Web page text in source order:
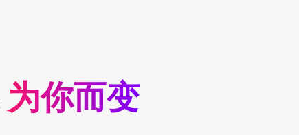
为你而变